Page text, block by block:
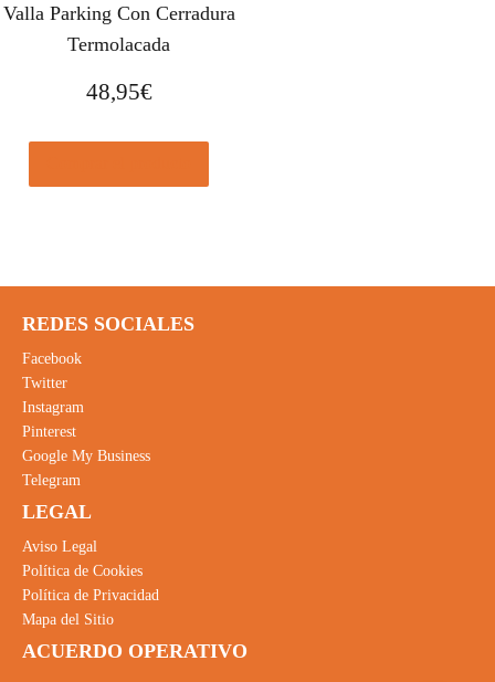
Valla Parking Con Cerradura
Termolacada
48,95€
REDES SOCIALES
Facebook
Twitter
Instagram
Pinterest
Google My Business
Telegram
LEGAL
Aviso Legal
Política de Cookies
Política de Privacidad
Mapa del Sitio
ACUERDO OPERATIVO